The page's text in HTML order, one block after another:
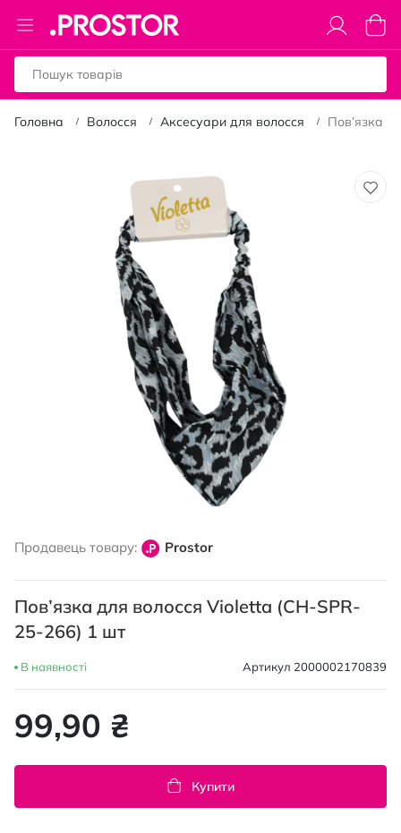
Toggle
Nav
Кошик
Головна Волосся Аксесуари для волосся Пов’язка
початку
зображень
Продавець товару: Prostor
Пов’язка для волосся Violetta (CH-SPR-
25-266) 1 шт
В наявності Артикул 2000002170839
99,90 ₴
Купити